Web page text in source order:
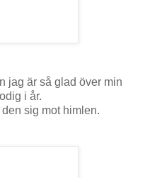
jag är så glad över min
i år.
sig mot himlen.